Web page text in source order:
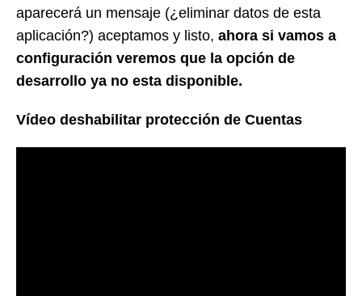
aparecerá un mensaje (¿eliminar datos de esta
aplicación?) aceptamos y listo, ahora si vamos a
configuración veremos que la opción de
desarrollo ya no esta disponible.
Vídeo deshabilitar protección de Cuentas